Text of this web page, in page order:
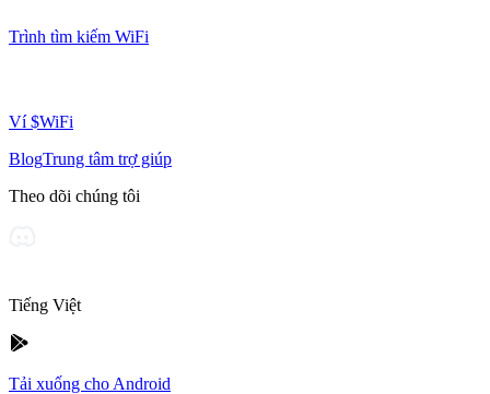
Trình tìm kiếm WiFi
Ví $WiFi
BlogTrung tâm trợ giúp
Theo dõi chúng tôi
Tiếng Việt
Tải xuống cho Android